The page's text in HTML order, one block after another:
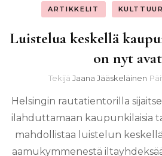
ARTIKKELIT
Luistelua keskellä
on nyt
Tekijä Jaana Jääskeläinen
Helsingin rautatientorilla
ilahduttamaan kaupunkilaisia
mahdollistaa luistelun
aamukymmenestä